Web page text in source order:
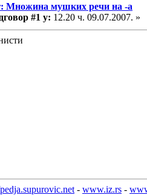
Множина мушких речи на -а
#1 у: 12.20 ч. 09.07.2007. »
- www.iz.rs -